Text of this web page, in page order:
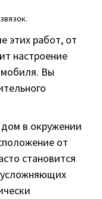
этих работ, от
настроение
Вы
в окружении
от
становится